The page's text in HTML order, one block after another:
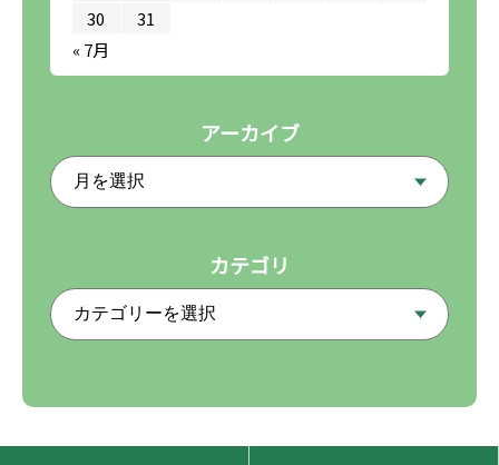
30
31
« 7月
アーカイブ
カテゴリ